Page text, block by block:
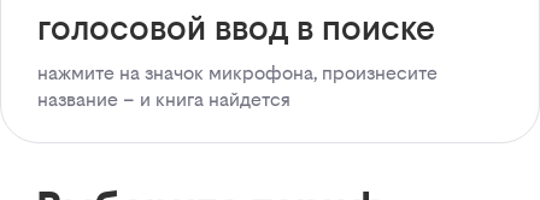
голосовой ввод в поиске
нажмите на значок микрофона, произнесите
название – и книга найдется